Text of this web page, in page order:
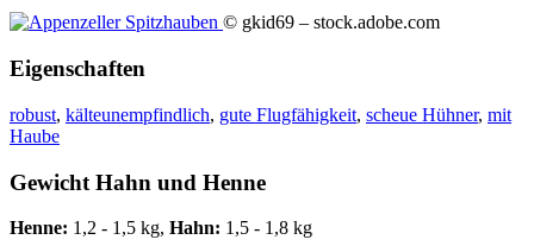
© gkid69 – stock.adobe.com
Eigenschaften
robust, kälteunempfindlich, gute Flugfähigkeit, scheue Hühner, mit
Haube
Gewicht Hahn und Henne
Henne: 1,2 - 1,5 kg, Hahn: 1,5 - 1,8 kg